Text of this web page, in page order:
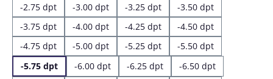
-2.75 dpt
-3.00 dpt -3.25 dpt
-3.50 dpt
-3.75 dpt
-4.00 dpt -4.25 dpt
-4.50 dpt
-4.75 dpt
-5.00 dpt -5.25 dpt
-5.50 dpt
-5.75 dpt
-6.00 dpt -6.25 dpt
-6.50 dpt